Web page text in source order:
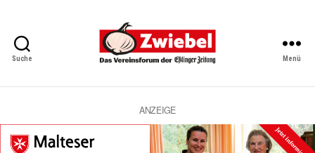
Suche
Vereinsforum
Eßlinger
Zeitung
Menü
ANZEIGE